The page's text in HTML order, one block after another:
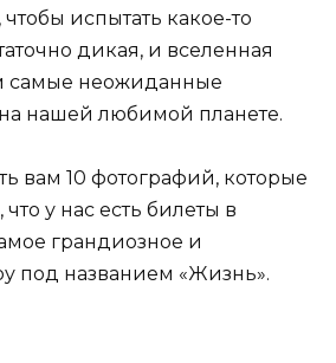
испытать какое-то
дикая, и вселенная
самые неожиданные
нашей любимой планете.
вам 10 фотографий, которые
у нас есть билеты в
грандиозное и
под названием «Жизнь».